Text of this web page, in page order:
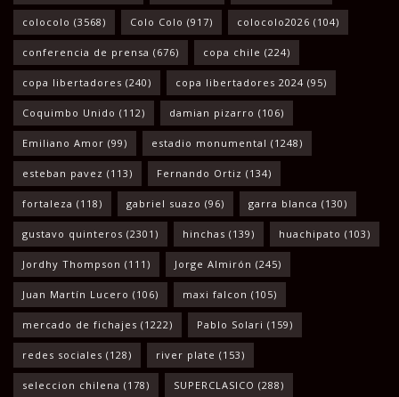
colocolo (3568) Colo Colo (917) colocolo2026 (104)
conferencia de prensa (676) copa chile (224)
copa libertadores (240) copa libertadores 2024 (95)
Coquimbo Unido (112) damian pizarro (106)
Emiliano Amor (99) estadio monumental (1248)
esteban pavez (113) Fernando Ortiz (134)
fortaleza (118) gabriel suazo (96) garra blanca (130)
gustavo quinteros (2301) hinchas (139) huachipato (103)
Jordhy Thompson (111) Jorge Almirón (245)
Juan Martín Lucero (106) maxi falcon (105)
mercado de fichajes (1222) Pablo Solari (159)
redes sociales (128) river plate (153)
seleccion chilena (178) SUPERCLASICO (288)